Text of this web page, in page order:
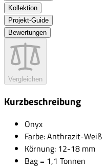
Kollektion
Projekt-Guide
Bewertungen
Vergleichen
Kurzbeschreibung
Onyx
Farbe: Anthrazit-Weiß
Körnung: 12-18 mm
Bag = 1,1 Tonnen